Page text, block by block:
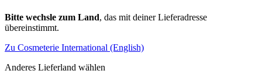
Bitte wechsle zum Land, das mit deiner Lieferadresse
übereinstimmt.
Zu Cosmeterie International (English)
Anderes Lieferland wählen